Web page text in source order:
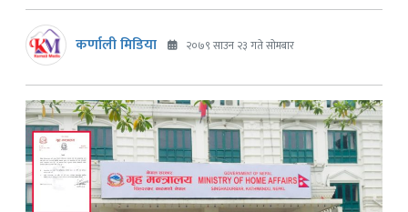
कर्णाली मिडिया २०७९ साउन २३ गते सोमबार